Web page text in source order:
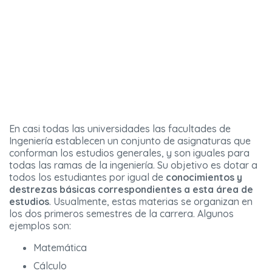
En casi todas las universidades las facultades de
Ingeniería establecen un conjunto de asignaturas que
conforman los estudios generales, y son iguales para
todas las ramas de la ingeniería. Su objetivo es dotar a
todos los estudiantes por igual de conocimientos y
destrezas básicas correspondientes a esta área de
estudios. Usualmente, estas materias se organizan en
los dos primeros semestres de la carrera. Algunos
ejemplos son:
Matemática
Cálculo